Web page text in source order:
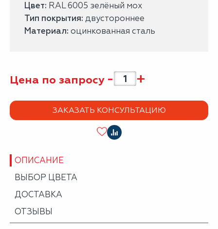
Цвет: RAL 6005 зелёный мох
Тип покрытия: двустороннее
Материал: оцинкованная сталь
Цена по запросу - +
ЗАКАЗАТЬ КОНСУЛЬТАЦИЮ
ОПИСАНИЕ
ВЫБОР ЦВЕТА
ДОСТАВКА
ОТЗЫВЫ